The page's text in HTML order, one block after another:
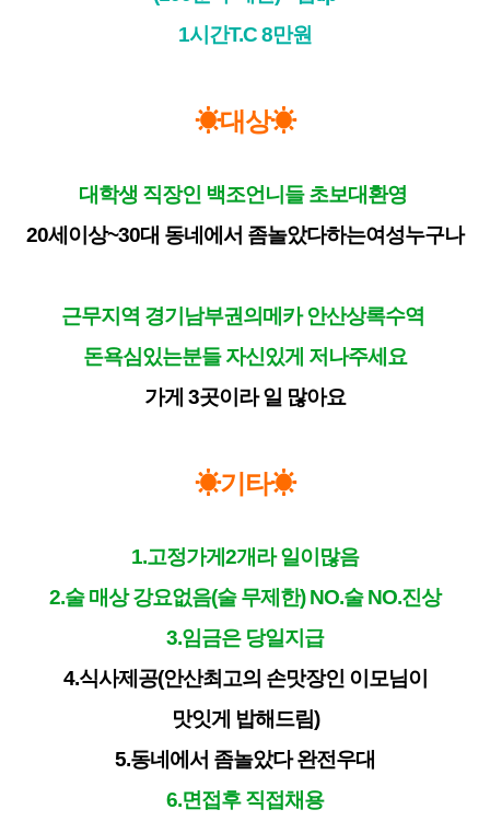
1시간T.C 8만원
☀대상☀
대학생 직장인 백조언니들 초보대환영
20세이상~30대 동네에서 좀놀았다하는여성누구나
근무지역 경기남부권의메카 안산상록수역
돈욕심있는분들 자신있게 저나주세요
가게 3곳이라 일 많아요
☀기타☀
1.고정가게2개라 일이많음
2.술 매상 강요없음(술 무제한) NO.술 NO.진상
3.임금은 당일지급
4.식사제공(안산최고의 손맛장인 이모님이
맛잇게 밥해드림)
5.동네에서 좀놀았다 완전우대
6.면접후 직접채용